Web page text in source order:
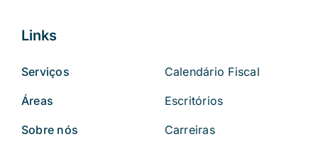
Links
Serviços
Áreas
Sobre nós
Calendário Fiscal
Escritórios
Carreiras